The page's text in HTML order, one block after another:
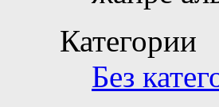
Категории
Без